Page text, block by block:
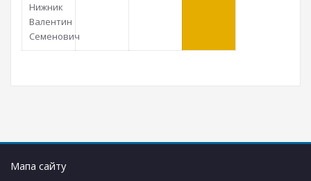
Нижник
Валентин
Семенович
Мапа сайту